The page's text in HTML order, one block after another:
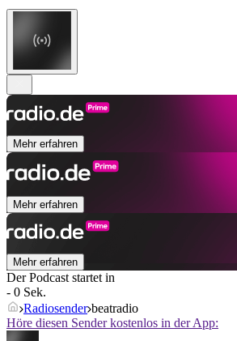
Mehr erfahren
Mehr erfahren
Mehr erfahren
Der Podcast startet in
- 0 Sek.
Radiosender beatradio
Höre diesen Sender kostenlos in der App: